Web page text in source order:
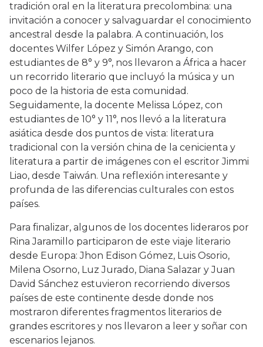
tradición oral en la literatura precolombina: una
invitación a conocer y salvaguardar el conocimiento
ancestral desde la palabra. A continuación, los
docentes Wilfer López y Simón Arango, con
estudiantes de 8° y 9°, nos llevaron a África a hacer
un recorrido literario que incluyó la música y un
poco de la historia de esta comunidad.
Seguidamente, la docente Melissa López, con
estudiantes de 10° y 11°, nos llevó a la literatura
asiática desde dos puntos de vista: literatura
tradicional con la versión china de la cenicienta y
literatura a partir de imágenes con el escritor Jimmi
Liao, desde Taiwán. Una reflexión interesante y
profunda de las diferencias culturales con estos
países.
Para finalizar, algunos de los docentes lideraros por
Rina Jaramillo participaron de este viaje literario
desde Europa: Jhon Edison Gómez, Luis Osorio,
Milena Osorno, Luz Jurado, Diana Salazar y Juan
David Sánchez estuvieron recorriendo diversos
países de este continente desde donde nos
mostraron diferentes fragmentos literarios de
grandes escritores y nos llevaron a leer y soñar con
escenarios lejanos.